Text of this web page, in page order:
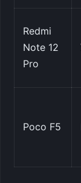
Redmi
Note 12
Pro
Poco F5